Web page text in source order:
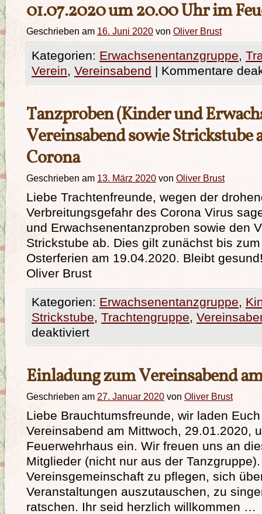
01.07.2020 um 20.00 Uhr im
Geschrieben am 16. Juni 2020 von Oliver Brust
Kategorien: Erwachsenentanzgruppe,
Verein, Vereinsabend | Kommentare
Tanzproben (Kinder und
Vereinsabend sowie Strickstube
Corona
Geschrieben am 13. März 2020 von Oliver Brust
Liebe Trachtenfreunde, wegen der
Verbreitungsgefahr des Corona Virus
und Erwachsenentanzproben sowie den
Strickstube ab. Dies gilt zunächst bis
Osterferien am 19.04.2020. Bleibt
Oliver Brust
Kategorien: Erwachsenentanzgruppe,
Strickstube, Trachtengruppe,
deaktiviert
Einladung zum Vereinsabend
Geschrieben am 27. Januar 2020 von Oliver Brust
Liebe Brauchtumsfreunde, wir laden
Vereinsabend am Mittwoch, 29.01.2020,
Feuerwehrhaus ein. Wir freuen uns an
Mitglieder (nicht nur aus der
Vereinsgemeinschaft zu pflegen, sich
Veranstaltungen auszutauschen, zu
ratschen. Ihr seid herzlich willkommen …